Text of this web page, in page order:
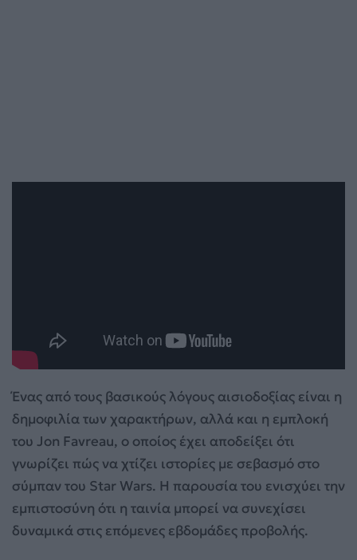
Ένας από τους βασικούς λόγους αισιοδοξίας είναι η
δημοφιλία των χαρακτήρων, αλλά και η εμπλοκή
του Jon Favreau, ο οποίος έχει αποδείξει ότι
γνωρίζει πώς να χτίζει ιστορίες με σεβασμό στο
σύμπαν του Star Wars. Η παρουσία του ενισχύει την
εμπιστοσύνη ότι η ταινία μπορεί να συνεχίσει
δυναμικά στις επόμενες εβδομάδες προβολής.